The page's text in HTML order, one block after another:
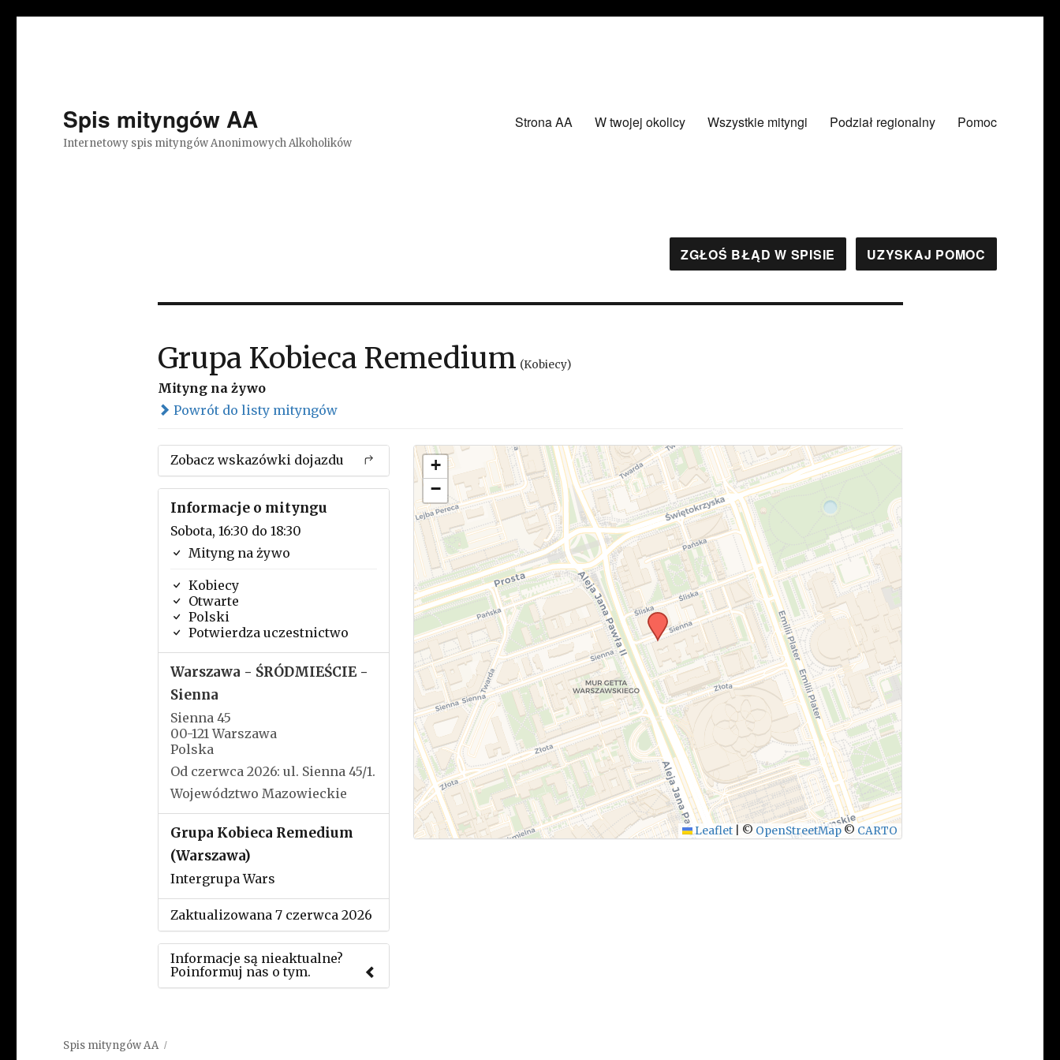
Spis mityngów AA
Internetowy spis mityngów Anonimowych Alkoholików
Strona AA W twojej okolicy Wszystkie mityngi Podział regionalny Pomoc
ZGŁOŚ BŁĄD W SPISIE UZYSKAJ POMOC
Grupa Kobieca Remedium (Kobiecy)
Mityng na żywo
Powrót do listy mityngów
Zobacz wskazówki dojazdu
Informacje o mityngu
Sobota, 16:30 do 18:30
Mityng na żywo
Kobiecy
Otwarte
Polski
Potwierdza uczestnictwo
Warszawa - ŚRÓDMIEŚCIE -
Sienna
Sienna 45
00-121 Warszawa
Polska
Od czerwca 2026: ul. Sienna 45/1.
Województwo Mazowieckie
Grupa Kobieca Remedium
(Warszawa)
Intergrupa Wars
Zaktualizowana 7 czerwca 2026
Informacje są nieaktualne?
Poinformuj nas o tym.
+
−
Leaflet © OpenStreetMap © CARTO
Spis mityngów AA